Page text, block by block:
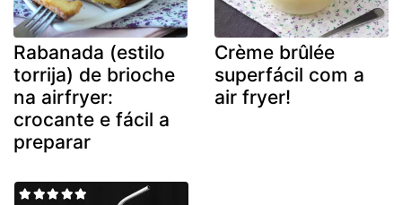
Rabanada (estilo
torrija) de brioche
na airfryer:
crocante e fácil a
preparar
Crème brûlée
superfácil com a
air fryer!